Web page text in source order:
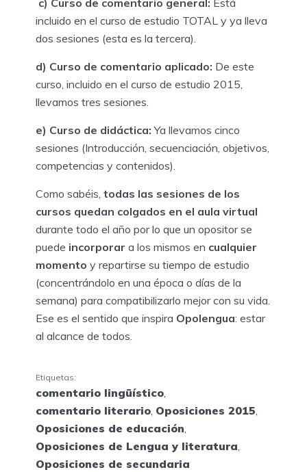
incluido en el curso de estudio TOTAL y ya lleva
dos sesiones (esta es la tercera).
d) Curso de comentario aplicado: De este
curso, incluido en el curso de estudio 2015,
llevamos tres sesiones.
e) Curso de didáctica: Ya llevamos cinco
sesiones (Introducción, secuenciación, objetivos,
competencias y contenidos).
Como sabéis, todas las sesiones de los
cursos quedan colgados en el aula virtual
durante todo el año por lo que un opositor se
puede incorporar a los mismos en cualquier
momento y repartirse su tiempo de estudio
(concentrándolo en una época o días de la
semana) para compatibilizarlo mejor con su vida.
Ese es el sentido que inspira Opolengua: estar
al alcance de todos.
Etiquetas:
comentario lingüístico,
comentario literario, Oposiciones 2015,
Oposiciones de educación,
Oposiciones de Lengua y literatura,
Oposiciones de secundaria